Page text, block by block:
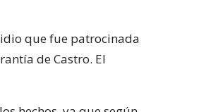
que fue patrocinada
de Castro. El